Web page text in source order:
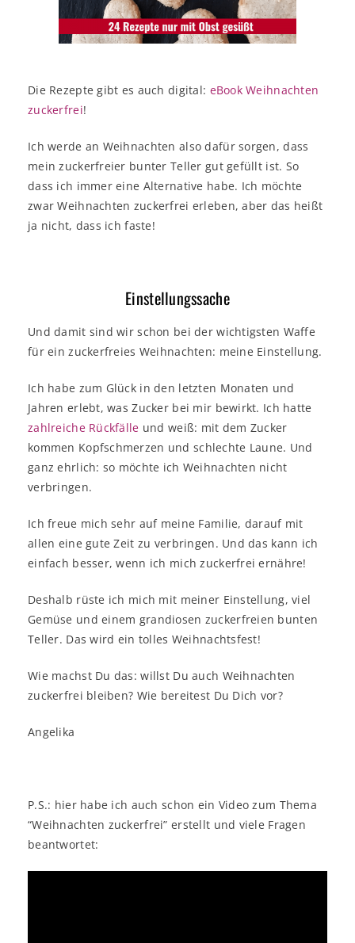
Die Rezepte gibt es auch digital: eBook Weihnachten
zuckerfrei!
Ich werde an Weihnachten also dafür sorgen, dass
mein zuckerfreier bunter Teller gut gefüllt ist. So
dass ich immer eine Alternative habe. Ich möchte
zwar Weihnachten zuckerfrei erleben, aber das heißt
ja nicht, dass ich faste!
Einstellungssache
Und damit sind wir schon bei der wichtigsten Waffe
für ein zuckerfreies Weihnachten: meine Einstellung.
Ich habe zum Glück in den letzten Monaten und
Jahren erlebt, was Zucker bei mir bewirkt. Ich hatte
zahlreiche Rückfälle und weiß: mit dem Zucker
kommen Kopfschmerzen und schlechte Laune. Und
ganz ehrlich: so möchte ich Weihnachten nicht
verbringen.
Ich freue mich sehr auf meine Familie, darauf mit
allen eine gute Zeit zu verbringen. Und das kann ich
einfach besser, wenn ich mich zuckerfrei ernähre!
Deshalb rüste ich mich mit meiner Einstellung, viel
Gemüse und einem grandiosen zuckerfreien bunten
Teller. Das wird ein tolles Weihnachtsfest!
Wie machst Du das: willst Du auch Weihnachten
zuckerfrei bleiben? Wie bereitest Du Dich vor?
Angelika
P.S.: hier habe ich auch schon ein Video zum Thema
“Weihnachten zuckerfrei” erstellt und viele Fragen
beantwortet: